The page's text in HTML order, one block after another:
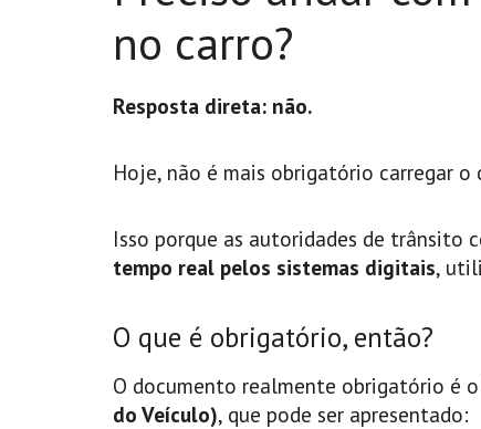
no carro?
Resposta direta: não.
Hoje, não é mais obrigatório carregar
Isso porque as autoridades de trânsito
tempo real pelos sistemas digitais,
O que é obrigatório, então?
O documento realmente obrigatório é o
do Veículo), que pode ser apresentado: